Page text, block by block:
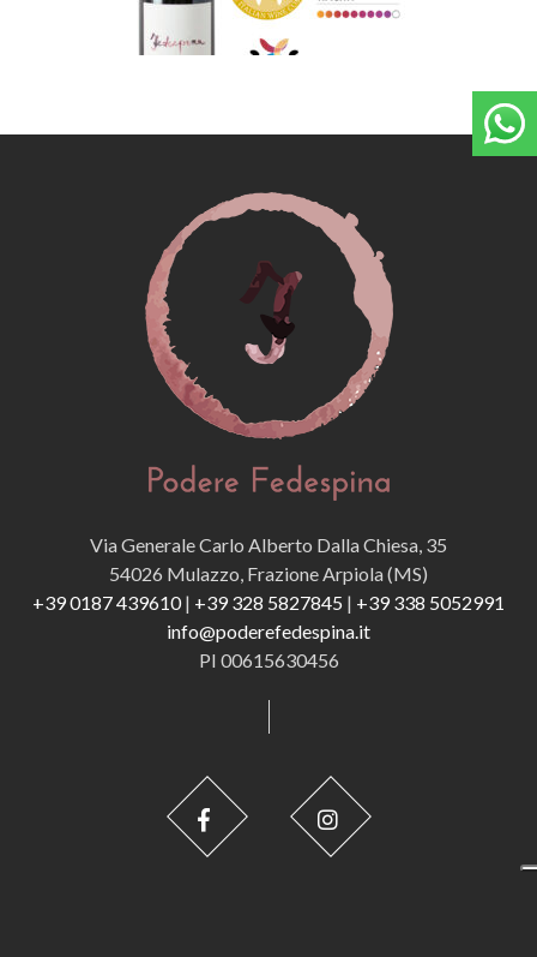
Via Generale Carlo Alberto Dalla Chiesa, 35
54026 Mulazzo, Frazione Arpiola (MS)
+39 0187 439610| +39 328 5827845 | +39 338 5052991
info@poderefedespina.it
PI 00615630456